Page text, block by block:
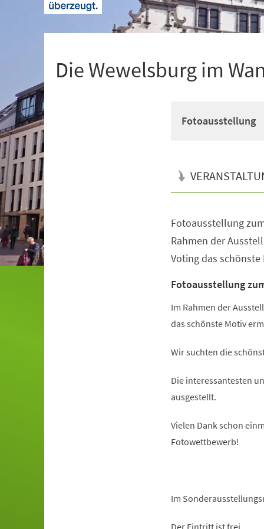
Die Wewelsburg im
Fotoausstellung
Fotoausstellung
Rahmen der
Voting das
Fotoausstellung
Im Rahmen der
das schönste Motiv
Wir suchten die
Die interessantesten
ausgestellt.
Vielen Dank schon
Fotowettbewerb!
Im
Der Eintritt ist frei